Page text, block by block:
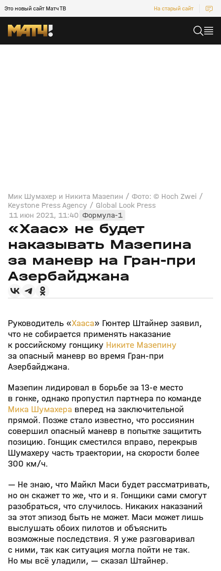
Это новый сайт Матч ТВ На старый сайт
Мик Шумахер и Никита Мазепин / Фото: © Hoch Zwei /
Keystone Press Agency / Global Look Press
11 июн 2021, 11:40 Формула-1
«Хаас» не будет
наказывать Мазепина
за маневр на Гран-при
Азербайджана
Руководитель «Хааса» Гюнтер Штайнер заявил,
что не собирается применять наказание
к российскому гонщику Никите Мазепину
за опасный маневр во время Гран-при
Азербайджана.
Мазепин лидировал в борьбе за 13-е место
в гонке, однако пропустил партнера по команде
Мика Шумахера вперед на заключительной
прямой. Позже стало известно, что россиянин
совершил опасный маневр в попытке защитить
позицию. Гонщик сместился вправо, перекрыв
Шумахеру часть траектории, на скорости более
300 км/ч.
— Не знаю, что Майкл Маси будет рассматривать,
но он скажет то же, что и я. Гонщики сами смогут
разобраться, что случилось. Никаких наказаний
за этот эпизод быть не может. Маси может лишь
выслушать обоих пилотов и объяснить
возможные последствия. Я уже разговаривал
с ними, так как ситуация могла пойти не так.
Но мы всё уладили, — сказал Штайнер.